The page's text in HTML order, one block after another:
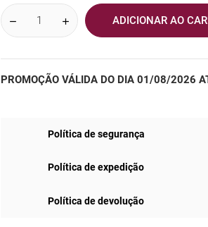
ADICIONAR AO
PROMOÇÃO VÁLIDA DO DIA 01/08/2026
Política de segurança
Política de expedição
Política de devolução